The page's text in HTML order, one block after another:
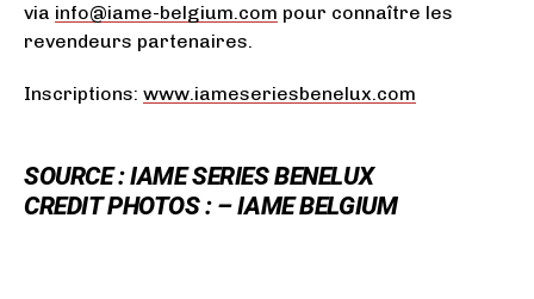
via info@iame-belgium.com pour connaître les
revendeurs partenaires.
Inscriptions: www.iameseriesbenelux.com
SOURCE : IAME SERIES BENELUX
CREDIT PHOTOS : – IAME BELGIUM